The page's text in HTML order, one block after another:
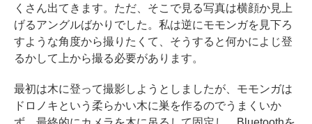
くさん出てきます。ただ、そこで見る写真は横顔か見上
げるアングルばかりでした。私は逆にモモンガを見下ろ
すような角度から撮りたくて、そうすると何かによじ登
るかして上から撮る必要があります。
最初は木に登って撮影しようとしましたが、モモンガは
ドロノキという柔らかい木に巣を作るのでうまくいか